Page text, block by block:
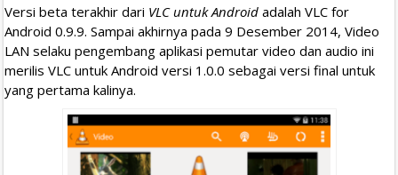
Versi beta terakhir dari VLC untuk Android adalah VLC for
Android 0.9.9. Sampai akhirnya pada 9 Desember 2014, Video
LAN selaku pengembang aplikasi pemutar video dan audio ini
merilis VLC untuk Android versi 1.0.0 sebagai versi final untuk
yang pertama kalinya.